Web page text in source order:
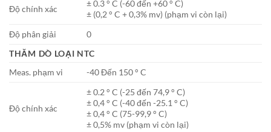
Độ chính xác
± 0.3 ° C (-60 đến +60 ° C)
± (0,2 ° C + 0,3% mv) (phạm vi còn lại)
Độ phân giải
0
THĂM DÒ LOẠI NTC
Meas. phạm vi
-40 Đến 150 ° C
Độ chính xác
± 0.2 ° C (-25 đến 74,9 ° C)
± 0,4 ° C (-40 đến -25.1 ° C)
± 0,4 ° C (75-99,9 ° C)
± 0,5% mv (phạm vi còn lại)